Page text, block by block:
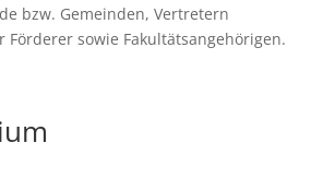
bzw. Gemeinden, Vertretern
Förderer sowie Fakultätsangehörigen.